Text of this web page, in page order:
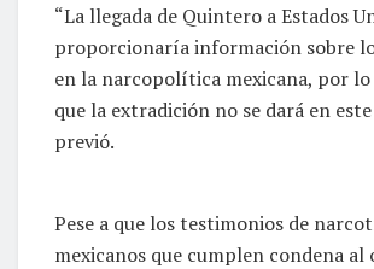
“La llegada de Quintero a Estados
proporcionaría información sobre
en la narcopolítica mexicana, por
que la extradición no se dará en este
previó.
Pese a que los testimonios de
mexicanos que cumplen condena al